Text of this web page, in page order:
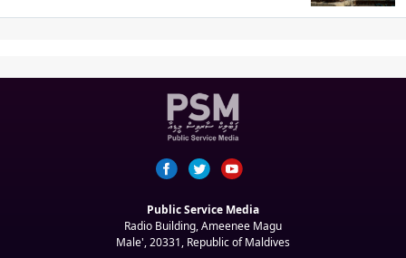
Public Service Media
Radio Building, Ameenee Magu
Male', 20331, Republic of Maldives